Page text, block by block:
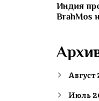
Индия
BrahMos
Август
Июль